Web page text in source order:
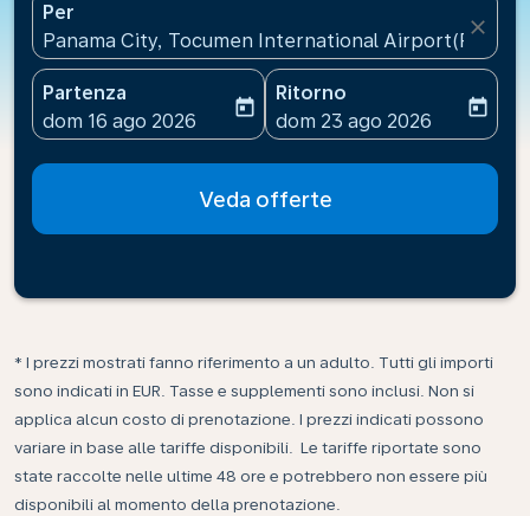
Per
Panama City, Tocumen International Airport(PTY),
close
Partenza
fc-booking-departure-date-aria-label
dom 16 ago 2026
today
Ritorno
fc-booking-return-date-
dom 23 ago 2026
today
Veda offerte
* I prezzi mostrati fanno riferimento a un adulto. Tutti gli importi
sono indicati in EUR. Tasse e supplementi sono inclusi. Non si
applica alcun costo di prenotazione. I prezzi indicati possono
variare in base alle tariffe disponibili. Le tariffe riportate sono
state raccolte nelle ultime 48 ore e potrebbero non essere più
disponibili al momento della prenotazione.